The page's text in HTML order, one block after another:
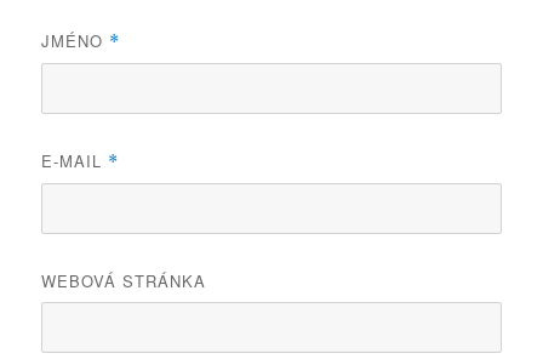
JMÉNO *
E-MAIL *
WEBOVÁ STRÁNKA